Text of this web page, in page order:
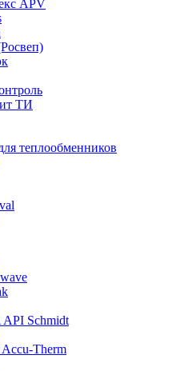
APV
ТИ
теплообменников
Schmidt
Therm